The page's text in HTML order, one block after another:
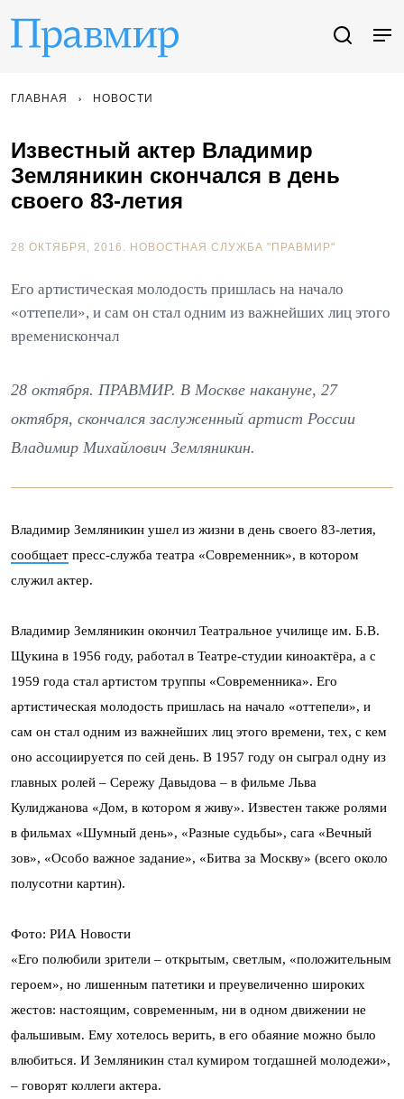
ГЛАВНАЯ НОВОСТИ
Известный актер Владимир
Земляникин скончался в день
своего 83-летия
28 ОКТЯБРЯ, 2016. НОВОСТНАЯ СЛУЖБА "ПРАВМИР"
Его артистическая молодость пришлась на начало
«оттепели», и сам он стал одним из важнейших лиц этого
временискончал
28 октября. ПРАВМИР. В Москве накануне, 27
октября, скончался заслуженный артист России
Владимир Михайлович Земляникин.
Владимир Земляникин ушел из жизни в день своего 83-летия,
сообщает пресс-служба театра «Современник», в котором
служил актер.
Владимир Земляникин окончил Театральное училище им. Б.В.
Щукина в 1956 году, работал в Театре-студии киноактёра, а с
1959 года стал артистом труппы «Современника». Его
артистическая молодость пришлась на начало «оттепели», и
сам он стал одним из важнейших лиц этого времени, тех, с кем
оно ассоциируется по сей день. В 1957 году он сыграл одну из
главных ролей – Сережу Давыдова – в фильме Льва
Кулиджанова «Дом, в котором я живу». Известен также ролями
в фильмах «Шумный день», «Разные судьбы», сага «Вечный
зов», «Особо важное задание», «Битва за Москву» (всего около
полусотни картин).
Фото: РИА Новости
«Его полюбили зрители – открытым, светлым, «положительным
героем», но лишенным патетики и преувеличенно широких
жестов: настоящим, современным, ни в одном движении не
фальшивым. Ему хотелось верить, в его обаяние можно было
влюбиться. И Земляникин стал кумиром тогдашней молодежи»,
– говорят коллеги актера.